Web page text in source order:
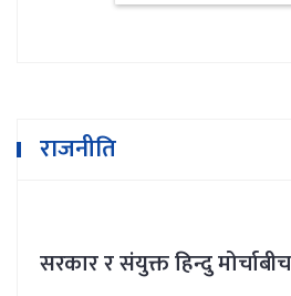
राजनीति
सरकार र संयुक्त हिन्दु